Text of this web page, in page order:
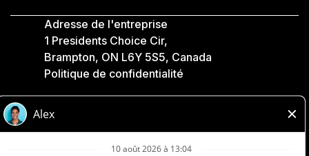
Adresse de l'entreprise
1 Presidents Choice Cir,
Brampton, ON L6Y 5S5, Canada
Politique de confidentialité
Accessibilité